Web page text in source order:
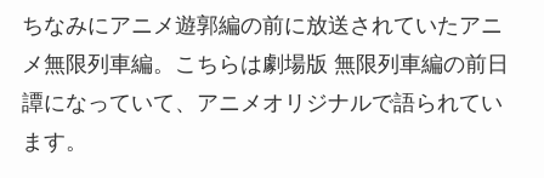
ちなみにアニメ遊郭編の前に放送されていたアニ
メ無限列車編。こちらは劇場版 無限列車編の前日
譚になっていて、アニメオリジナルで語られてい
ます。